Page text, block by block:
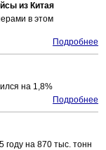
из Китая
в этом
Подробнее
на 1,8%
Подробнее
году на 870 тыс. тонн